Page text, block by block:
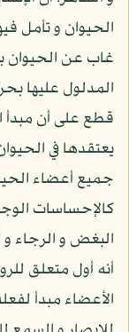
الحيوان و تأمل
غاب عن الحيوان
المدلول عليها
قطع على أن مبدأ
يعتقدها في
جميع أعضاء
كالإحساسات
البغض و الرجاء
أنه أول متعلق
الأعضاء مبدأ